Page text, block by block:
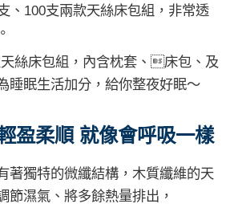
、100支兩款天絲床包組，非常透
絲床包組，內含枕套、床包、及
睡眠生活加分，給你整夜好眠～
盈柔順 就像會呼吸一樣
著獨特的微纖結構，木質纖維的天
節濕氣、將多餘熱量排出，